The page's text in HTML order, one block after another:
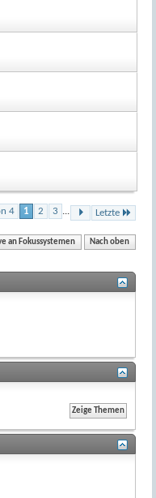
4 1 2 3 ... Letzte
an Fokussystemen Nach oben